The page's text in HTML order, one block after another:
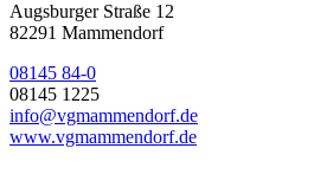
Augsburger Straße 12
82291 Mammendorf
08145 84-0
08145 1225
info@vgmammendorf.de
www.vgmammendorf.de